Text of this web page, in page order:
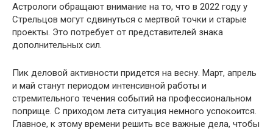
Астрологи обращают внимание на то, что в 2022 году у
Стрельцов могут сдвинуться с мертвой точки и старые
проекты. Это потребует от представителей знака
дополнительных сил.
Пик деловой активности придется на весну. Март, апрель
и май станут периодом интенсивной работы и
стремительного течения событий на профессиональном
поприще. С приходом лета ситуация немного успокоится.
Главное, к этому времени решить все важные дела, чтобы